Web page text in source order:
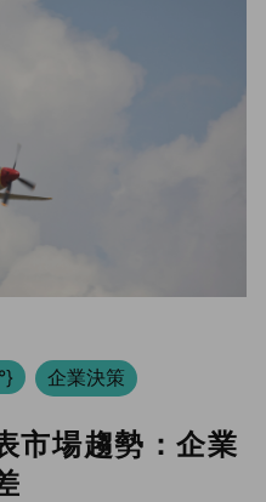
企業決策
市場趨勢：企業